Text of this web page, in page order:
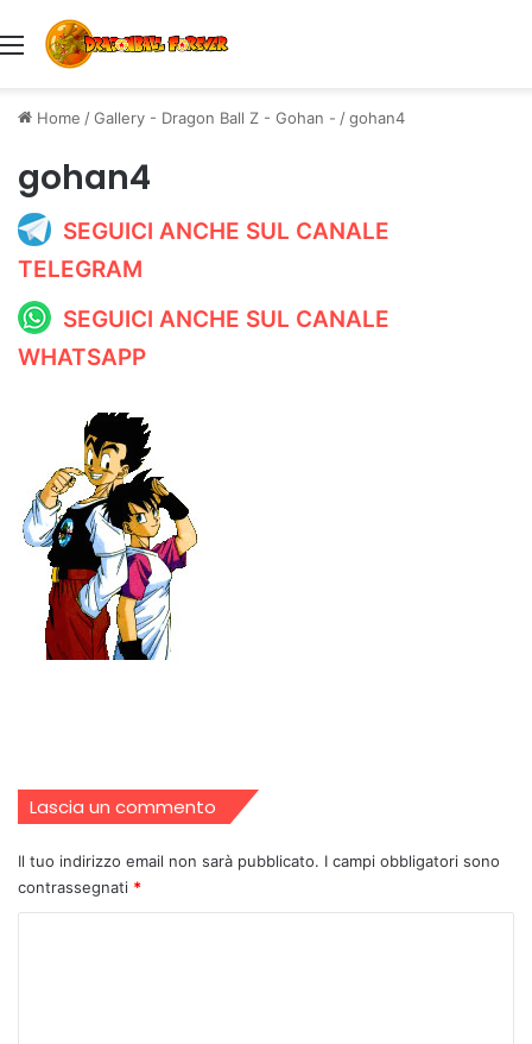
Menu
Home /Gallery - Dragon Ball Z - Gohan - /gohan4
gohan4
SEGUICI ANCHE SUL CANALE
TELEGRAM
SEGUICI ANCHE SUL CANALE
WHATSAPP
Lascia un commento
Il tuo indirizzo email non sarà pubblicato. I campi obbligatori sono
contrassegnati *